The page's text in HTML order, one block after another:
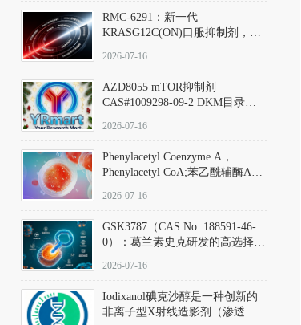
RMC-6291：新一代
KRASG12C(ON)口服抑制剂，
(Elironrasib)CAS#2641998-63-0
2026-07-16
AZD8055 mTOR抑制剂
CAS#1009298-09-2 DKM目录号
激酶抑制剂的深度剖析
2026-07-16
Phenylacetyl Coenzyme A，
Phenylacetyl CoA;苯乙酰辅酶A
2026-07-16
GSK3787（CAS No. 188591-46-
0）：葛兰素史克研发的高选择
抗剂，被广泛视为研究PPARδ核
受体生理功能、信号通路验证及
靶点药理机制的金标准化学探
针。
2026-07-16
Iodixanol碘克沙醇是一种创新的
非离子型X射线造影剂（渗透压